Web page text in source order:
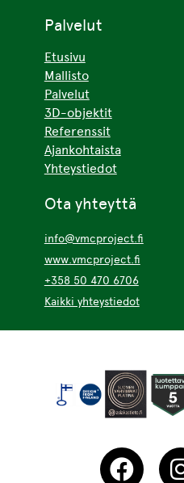
Palvelut
Etusivu
Mallisto
Palvelut
3D-objektit
Referenssit
Ajankohtaista
Yhteystiedot
Ota yhteyttä
info@vmcproject.fi
www.vmcproject.fi
+358 50 470 6706
Kaikki yhteystiedot